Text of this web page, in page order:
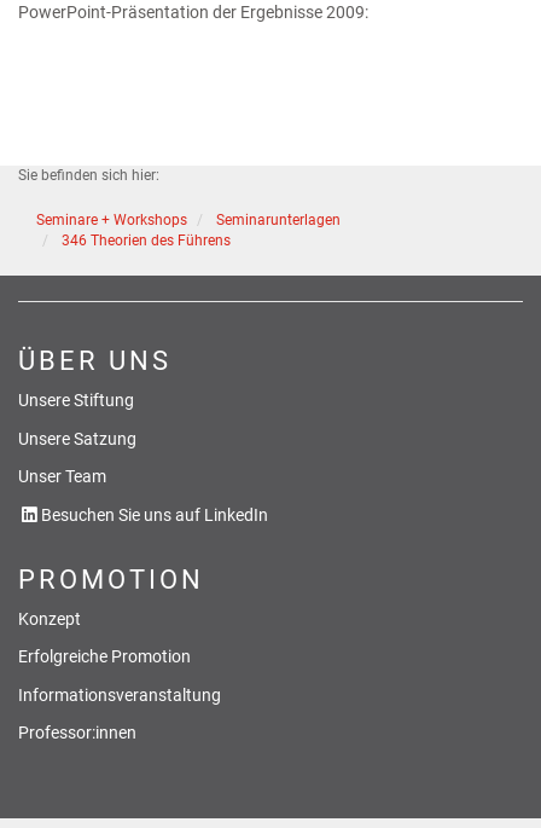
PowerPoint-Präsentation der Ergebnisse 2009:
Sie befinden sich hier:
Seminare + Workshops
Seminarunterlagen
346 Theorien des Führens
ÜBER UNS
Unsere Stiftung
Unsere Satzung
Unser Team
Besuchen Sie uns auf LinkedIn
PROMOTION
Konzept
Erfolgreiche Promotion
Informationsveranstaltung
Professor:innen